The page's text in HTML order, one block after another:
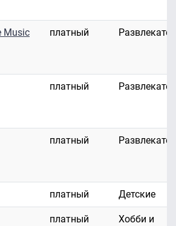
Music платный
платный
платный
платный Детские
платный
Хобби и